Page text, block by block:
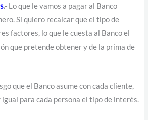
.- Lo que le vamos a pagar al Banco
Si quiero recalcar que el tipo de
factores, lo que le cuesta al Banco el
que pretende obtener y de la prima de
que el Banco asume con cada cliente,
igual para cada persona el tipo de interés.